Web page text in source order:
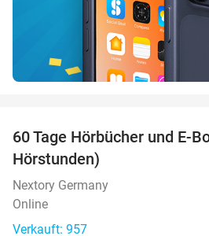
60 Tage Hörbücher und E-
Hörstunden)
Nextory Germany
Online
Verkauft: 957